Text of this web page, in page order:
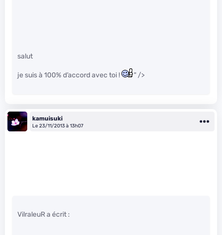
salut
je suis à 100% d’accord avec toi ! " />
kamuisuki
Le 23/11/2013 à 13h07
VilraleuR a écrit :